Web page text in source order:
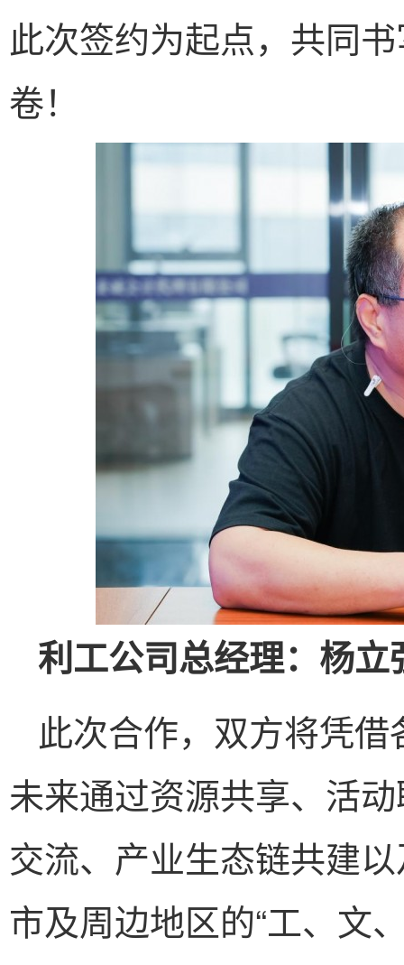
此次签约为起点，共同
卷！
利工公司总经理：杨立
此次合作，双方将凭
未来通过资源共享、活
交流、产业生态链共建
市及周边地区的“工、文